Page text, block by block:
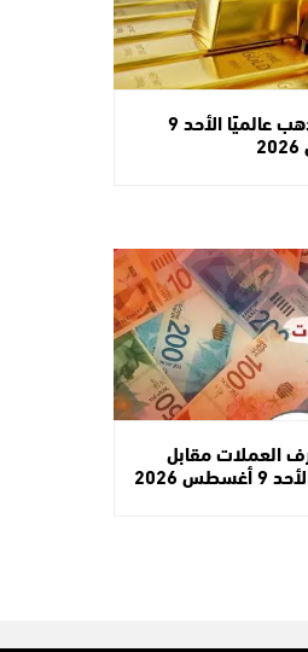
أسعار الذهب عالميًا الأحد 9
العملات مقابل
2026